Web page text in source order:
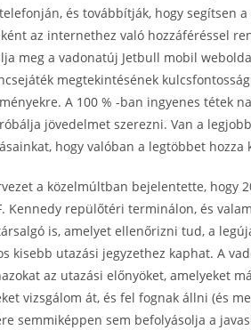
és továbbítják, hogy segítsen
az internethez való hozzáféréssel
meg a vadonatúj Jetbull mobil
megtekintésének
A 100 % -ban ingyenes tétek
jövedelmet szerezni. Van a
hogy valóban a legtöbbet hozza
a közelmúltban bejelentette, hogy
Kennedy repülőtéri terminálon, és
is, amelyet ellenőrizni tud, a
kisebb utazási jegyzethez kaphat. A
az utazási előnyöket, amelyeket
vizsgálom át, és fel fognak állni (és
semmiképpen sem befolyásolja a